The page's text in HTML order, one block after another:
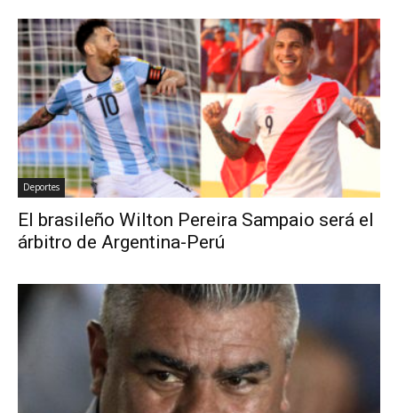
Deportes
El brasileño Wilton Pereira Sampaio será el
árbitro de Argentina-Perú